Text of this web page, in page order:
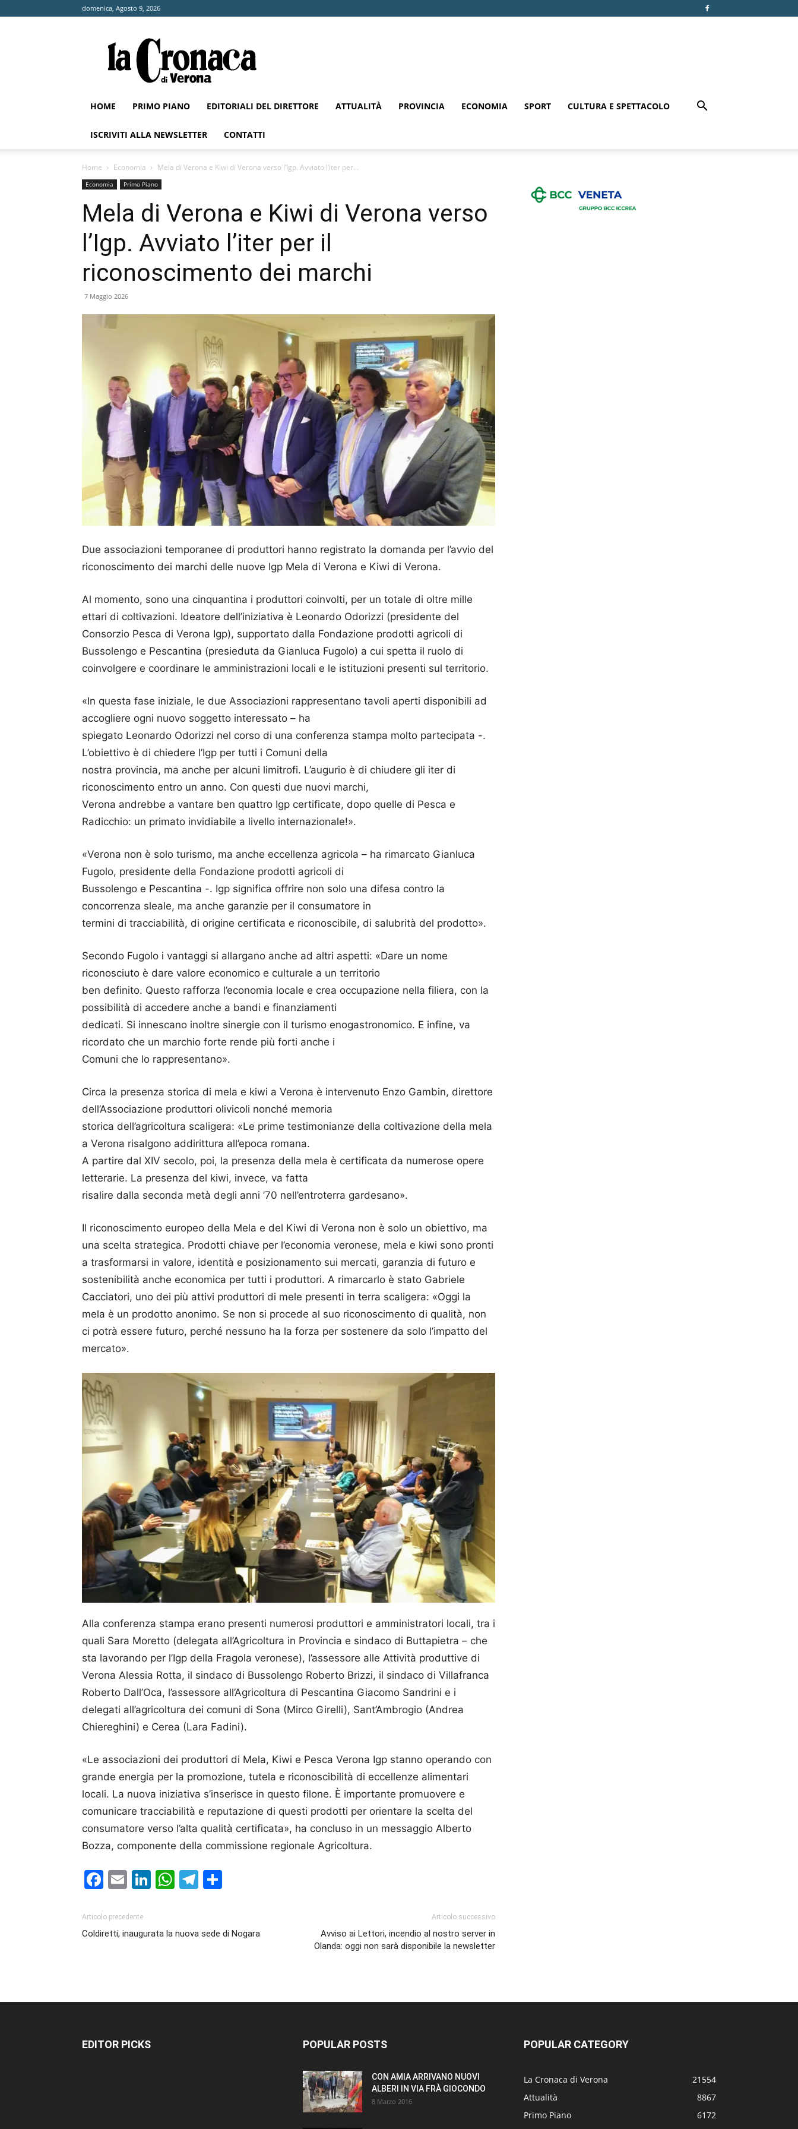
domenica, Agosto 9, 2026
Cronaca
di
Verona
HOME PRIMO PIANO EDITORIALI DEL DIRETTORE ATTUALITÀ PROVINCIA ECONOMIA SPORT CULTURA E SPETTACOLO
ISCRIVITI ALLA NEWSLETTER CONTATTI
Home Economia Mela di Verona e Kiwi di Verona verso l’Igp. Avviato l’iter per...
Economia Primo Piano
Mela di Verona e Kiwi di Verona verso
l’Igp. Avviato l’iter per il
riconoscimento dei marchi
7 Maggio 2026
Due associazioni temporanee di produttori hanno registrato la domanda per l’avvio del
riconoscimento dei marchi delle nuove Igp Mela di Verona e Kiwi di Verona.
Al momento, sono una cinquantina i produttori coinvolti, per un totale di oltre mille
ettari di coltivazioni. Ideatore dell’iniziativa è Leonardo Odorizzi (presidente del
Consorzio Pesca di Verona Igp), supportato dalla Fondazione prodotti agricoli di
Bussolengo e Pescantina (presieduta da Gianluca Fugolo) a cui spetta il ruolo di
coinvolgere e coordinare le amministrazioni locali e le istituzioni presenti sul territorio.
«In questa fase iniziale, le due Associazioni rappresentano tavoli aperti disponibili ad
accogliere ogni nuovo soggetto interessato – ha
spiegato Leonardo Odorizzi nel corso di una conferenza stampa molto partecipata -.
L’obiettivo è di chiedere l’Igp per tutti i Comuni della
nostra provincia, ma anche per alcuni limitrofi. L’augurio è di chiudere gli iter di
riconoscimento entro un anno. Con questi due nuovi marchi,
Verona andrebbe a vantare ben quattro Igp certificate, dopo quelle di Pesca e
Radicchio: un primato invidiabile a livello internazionale!».
«Verona non è solo turismo, ma anche eccellenza agricola – ha rimarcato Gianluca
Fugolo, presidente della Fondazione prodotti agricoli di
Bussolengo e Pescantina -. Igp significa offrire non solo una difesa contro la
concorrenza sleale, ma anche garanzie per il consumatore in
termini di tracciabilità, di origine certificata e riconoscibile, di salubrità del prodotto».
Secondo Fugolo i vantaggi si allargano anche ad altri aspetti: «Dare un nome
riconosciuto è dare valore economico e culturale a un territorio
ben definito. Questo rafforza l’economia locale e crea occupazione nella filiera, con la
possibilità di accedere anche a bandi e finanziamenti
dedicati. Si innescano inoltre sinergie con il turismo enogastronomico. E infine, va
ricordato che un marchio forte rende più forti anche i
Comuni che lo rappresentano».
Circa la presenza storica di mela e kiwi a Verona è intervenuto Enzo Gambin, direttore
dell’Associazione produttori olivicoli nonché memoria
storica dell’agricoltura scaligera: «Le prime testimonianze della coltivazione della mela
a Verona risalgono addirittura all’epoca romana.
A partire dal XIV secolo, poi, la presenza della mela è certificata da numerose opere
letterarie. La presenza del kiwi, invece, va fatta
risalire dalla seconda metà degli anni ’70 nell’entroterra gardesano».
Il riconoscimento europeo della Mela e del Kiwi di Verona non è solo un obiettivo, ma
una scelta strategica. Prodotti chiave per l’economia veronese, mela e kiwi sono pronti
a trasformarsi in valore, identità e posizionamento sui mercati, garanzia di futuro e
sostenibilità anche economica per tutti i produttori. A rimarcarlo è stato Gabriele
Cacciatori, uno dei più attivi produttori di mele presenti in terra scaligera: «Oggi la
mela è un prodotto anonimo. Se non si procede al suo riconoscimento di qualità, non
ci potrà essere futuro, perché nessuno ha la forza per sostenere da solo l’impatto del
mercato».
Alla conferenza stampa erano presenti numerosi produttori e amministratori locali, tra i
quali Sara Moretto (delegata all’Agricoltura in Provincia e sindaco di Buttapietra – che
sta lavorando per l’Igp della Fragola veronese), l’assessore alle Attività produttive di
Verona Alessia Rotta, il sindaco di Bussolengo Roberto Brizzi, il sindaco di Villafranca
Roberto Dall’Oca, l’assessore all’Agricoltura di Pescantina Giacomo Sandrini e i
delegati all’agricoltura dei comuni di Sona (Mirco Girelli), Sant’Ambrogio (Andrea
Chiereghini) e Cerea (Lara Fadini).
«Le associazioni dei produttori di Mela, Kiwi e Pesca Verona Igp stanno operando con
grande energia per la promozione, tutela e riconoscibilità di eccellenze alimentari
locali. La nuova iniziativa s’inserisce in questo filone. È importante promuovere e
comunicare tracciabilità e reputazione di questi prodotti per orientare la scelta del
consumatore verso l’alta qualità certificata», ha concluso in un messaggio Alberto
Bozza, componente della commissione regionale Agricoltura.
Facebook
EmailLinkedIn
WhatsApp
Telegram
Articolo precedente
Coldiretti, inaugurata la nuova sede di Nogara
Articolo successivo
Avviso ai Lettori, incendio al nostro server in
Olanda: oggi non sarà disponibile la newsletter
EDITOR PICKS POPULAR POSTS
CON AMIA ARRIVANO NUOVI
ALBERI IN VIA FRÀ GIOCONDO
8 Marzo 2016
POPULAR CATEGORY
La Cronaca di Verona
21554
Attualità
8867
Primo Piano
6172